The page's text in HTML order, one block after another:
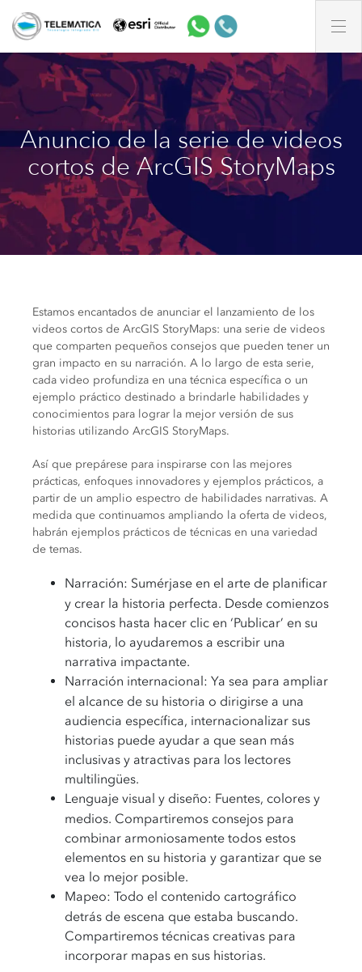
Anuncio de la serie de videos
cortos de ArcGIS StoryMaps
Estamos encantados de anunciar el lanzamiento de los
videos cortos de ArcGIS StoryMaps: una serie de videos
que comparten pequeños consejos que pueden tener un
gran impacto en su narración. A lo largo de esta serie,
cada video profundiza en una técnica específica o un
ejemplo práctico destinado a brindarle habilidades y
conocimientos para lograr la mejor versión de sus
historias utilizando ArcGIS StoryMaps.
Así que prepárese para inspirarse con las mejores
prácticas, enfoques innovadores y ejemplos prácticos, a
partir de un amplio espectro de habilidades narrativas. A
medida que continuamos ampliando la oferta de videos,
habrán ejemplos prácticos de técnicas en una variedad
de temas.
Narración: Sumérjase en el arte de planificar
y crear la historia perfecta. Desde comienzos
concisos hasta hacer clic en ‘Publicar’ en su
historia, lo ayudaremos a escribir una
narrativa impactante.
Narración internacional: Ya sea para ampliar
el alcance de su historia o dirigirse a una
audiencia específica, internacionalizar sus
historias puede ayudar a que sean más
inclusivas y atractivas para los lectores
multilingües.
Lenguaje visual y diseño: Fuentes, colores y
medios. Compartiremos consejos para
combinar armoniosamente todos estos
elementos en su historia y garantizar que se
vea lo mejor posible.
Mapeo: Todo el contenido cartográfico
detrás de escena que estaba buscando.
Compartiremos técnicas creativas para
incorporar mapas en sus historias.